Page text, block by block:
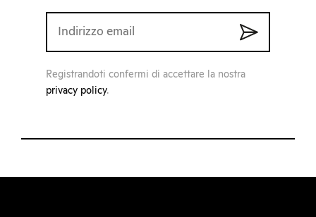
Registrandoti confermi di accettare la nostra
privacy policy.